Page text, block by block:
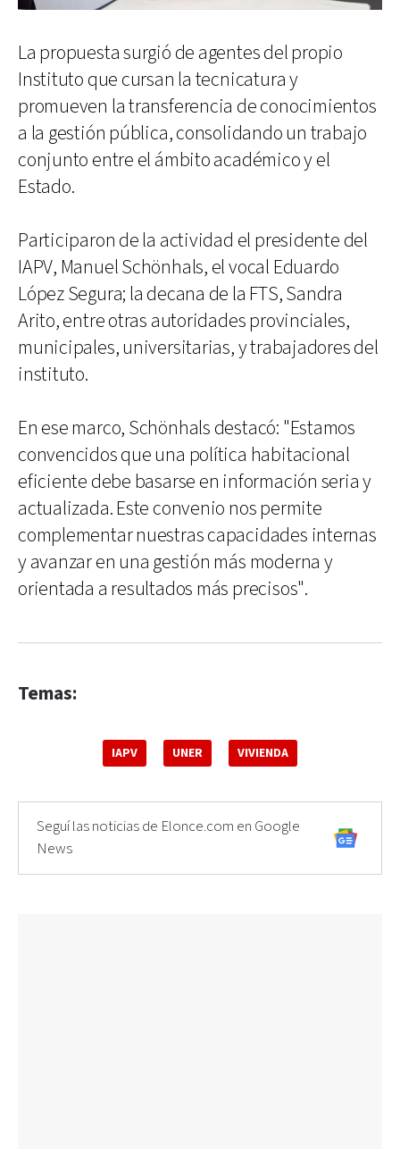
La propuesta surgió de agentes del propio
Instituto que cursan la tecnicatura y
promueven la transferencia de conocimientos
a la gestión pública, consolidando un trabajo
conjunto entre el ámbito académico y el
Estado.
Participaron de la actividad el presidente del
IAPV, Manuel Schönhals, el vocal Eduardo
López Segura; la decana de la FTS, Sandra
Arito, entre otras autoridades provinciales,
municipales, universitarias, y trabajadores del
instituto.
En ese marco, Schönhals destacó: "Estamos
convencidos que una política habitacional
eficiente debe basarse en información seria y
actualizada. Este convenio nos permite
complementar nuestras capacidades internas
y avanzar en una gestión más moderna y
orientada a resultados más precisos".
Temas:
IAPV UNER VIVIENDA
Seguí las noticias de Elonce.com en Google
News